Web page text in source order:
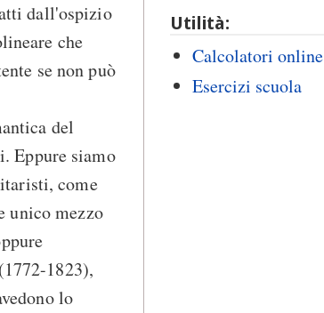
dall'ospizio
che
se non può
del
Eppure siamo
come
unico mezzo
1823),
lo
Utilità:
Calcolatori online
Esercizi scuola